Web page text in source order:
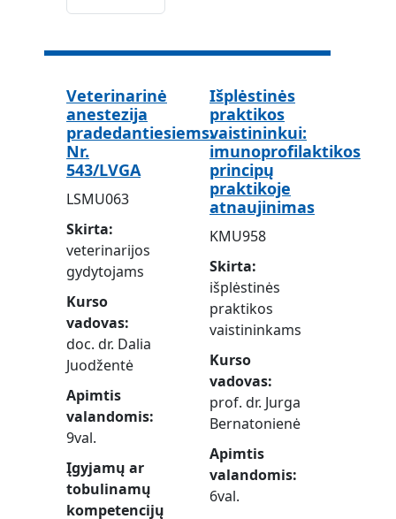
Veterinarinė
anestezija
pradedantiesiems.
Nr.
543/LVGA
LSMU063
Skirta
veterinarijos
gydytojams
Kurso
vadovas
doc. dr. Dalia
Juodžentė
Apimtis
valandomis
9val.
Įgyjamų ar
tobulinamų
kompetencijų
Išplėstinės
praktikos
vaistininkui:
imunoprofilaktikos
principų
praktikoje
atnaujinimas
KMU958
Skirta
išplėstinės
praktikos
vaistininkams
Kurso
vadovas
prof. dr. Jurga
Bernatonienė
Apimtis
valandomis
6val.